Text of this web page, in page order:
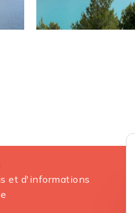
et d'informations